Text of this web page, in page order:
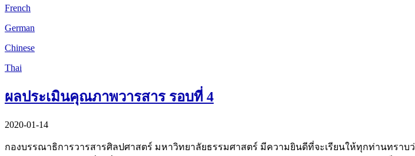
French
German
Chinese
Thai
ผลประเมินคุณภาพวารสาร รอบที่ 4
2020-01-14
กองบรรณาธิการวารสารศิลปศาสตร์ มหาวิทยาลัยธรรมศาสตร์ มีความยินดีที่จะเรียนให้ทุกท่านทราบ